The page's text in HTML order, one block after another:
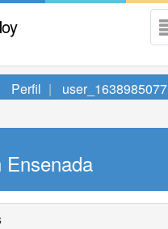
Perfil user_1638985077
Ensenada